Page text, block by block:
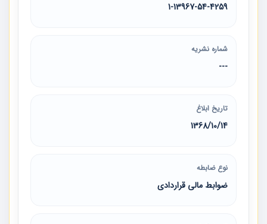
1-13967-54-4259
شماره نشریه
---
تاریخ ابلاغ
1368/10/14
نوع ضابطه
ضوابط مالی قراردادی